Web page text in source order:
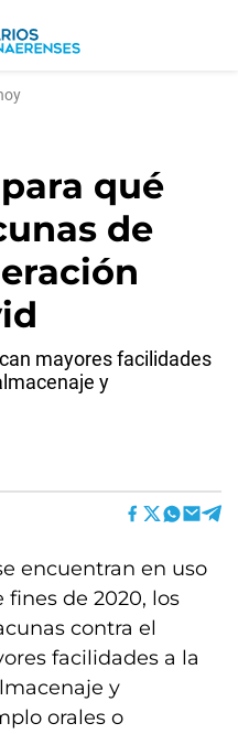
qué
de
mayores facilidades
y
encuentran en uso
de 2020, los
contra el
facilidades a la
y
orales o